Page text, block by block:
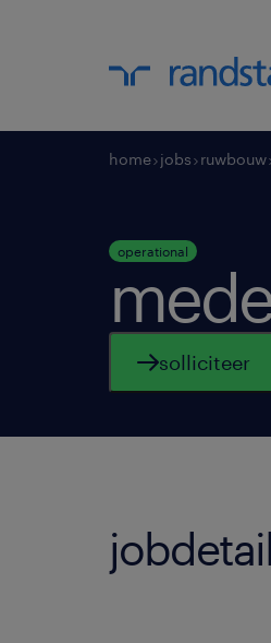
home jobs ruwbouw
operational
solliciteer